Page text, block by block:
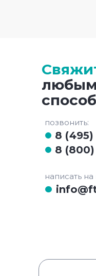
написать на
8 (800)
8
позвонить: